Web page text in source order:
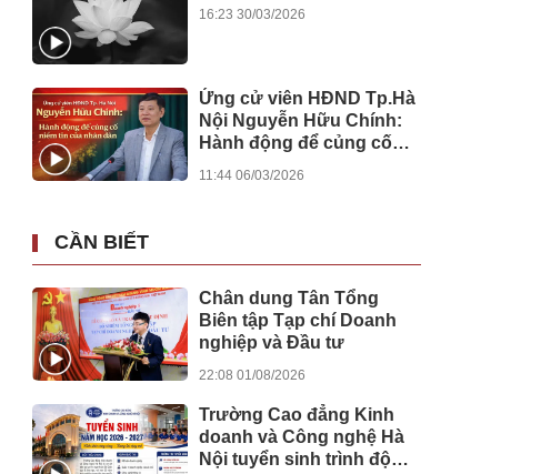
16:23 30/03/2026
Ứng cử viên HĐND Tp.Hà
Nội Nguyễn Hữu Chính:
Hành động để củng cố
11:44 06/03/2026
CẦN BIẾT
Chân dung Tân Tổng
Biên tập Tạp chí Doanh
nghiệp và Đầu tư
22:08 01/08/2026
Trường Cao đẳng Kinh
doanh và Công nghệ Hà
Nội tuyển sinh trình độ